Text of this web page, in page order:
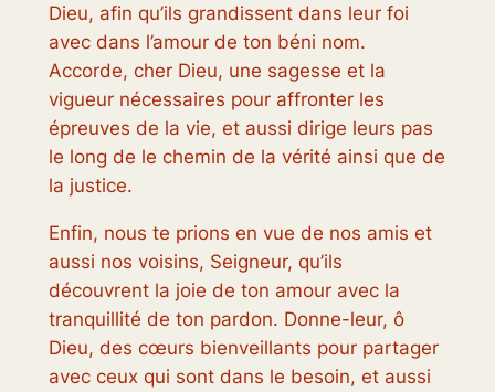
Dieu, afin qu’ils grandissent dans leur foi
avec dans l’amour de ton béni nom.
Accorde, cher Dieu, une sagesse et la
vigueur nécessaires pour affronter les
épreuves de la vie, et aussi dirige leurs pas
le long de le chemin de la vérité ainsi que de
la justice.
Enfin, nous te prions en vue de nos amis et
aussi nos voisins, Seigneur, qu’ils
découvrent la joie de ton amour avec la
tranquillité de ton pardon. Donne-leur, ô
Dieu, des cœurs bienveillants pour partager
avec ceux qui sont dans le besoin, et aussi